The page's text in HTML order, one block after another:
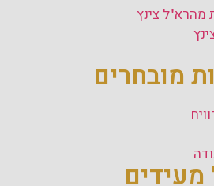
מהרא"ל צינץ
מובחרים
מעידים